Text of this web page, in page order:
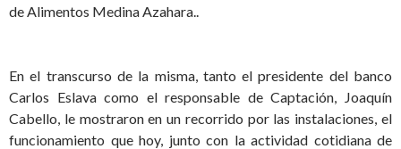
de Alimentos Medina Azahara..
En el transcurso de la misma, tanto el presidente del banco
Carlos Eslava como el responsable de Captación, Joaquín
Cabello, le mostraron en un recorrido por las instalaciones, el
funcionamiento que hoy, junto con la actividad cotidiana de